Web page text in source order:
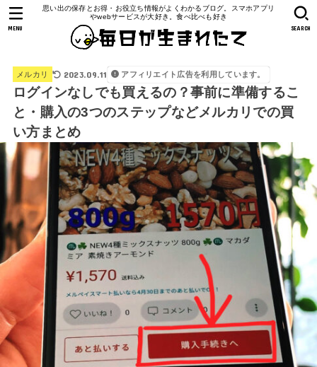
思い出の保存とお得・お役立ち情報がよくわかるブログ。スマホアプリ
やwebサービスが大好き。食べ比べも好き
SEARCH
MENU
メルカリ 2023.09.11 アフィリエイト広告を利用しています。
ログインなしでも買えるの？事前に準備するこ
と・購入の3つのステップなどメルカリでの買
い方まとめ